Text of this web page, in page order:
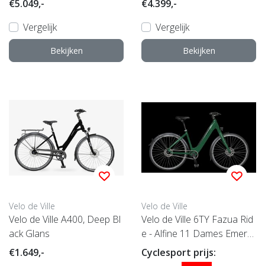
€5.049,-
Vergelijk
Bekijken
€4.399,-
Vergelijk
Bekijken
Velo de Ville
Velo de Ville A400, Deep Bl
ack Glans
€1.649,-
Velo de Ville
Velo de Ville 6TY Fazua Rid
e - Alfine 11 Dames Emeral
d Green (Matt) 48cm 2023
Cyclesport prijs: